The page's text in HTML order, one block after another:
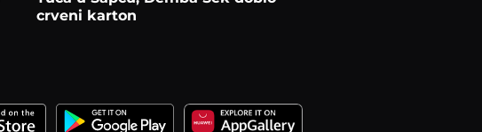
crveni karton